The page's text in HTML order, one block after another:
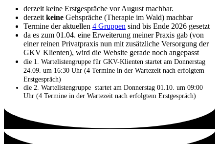
derzeit keine Erstgespräche vor August machbar.
derzeit keine Gehspräche (Therapie im Wald) machbar
Termine der aktuellen 4 Gruppen sind bis Ende 2026 gesetzt
da es zum 01.04. eine Erweiterung meiner Praxis gab (von
einer reinen Privatpraxis nun mit zusätzliche Versorgung der
GKV Klienten), wird die Website gerade noch angepasst
die 1. Wartelistengruppe für GKV-Klienten startet am Donnerstag
24.09. um 16:30 Uhr (4 Termine in der Wartezeit nach erfolgtem
Erstgespräch)
die 2. Wartelistengruppe startet am Donnerstag 01.10. um 09:00
Uhr (4 Termine in der Wartezeit nach erfolgtem Erstgespräch)